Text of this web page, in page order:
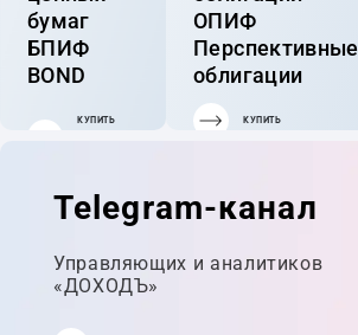
бумаг
БПИФ
BOND
КУПИТЬ
ОПИФ
Перспективные
облигации
КУПИТЬ
Telegram-канал
Управляющих и аналитиков
«ДОХОДЪ»